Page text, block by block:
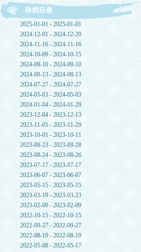
存档目录
2025-01-01 - 2025-01-01
2024-12-01 - 2024-12-20
2024-11-16 - 2024-11-16
2024-10-09 - 2024-10-15
2024-09-10 - 2024-09-10
2024-08-13 - 2024-08-13
2024-07-27 - 2024-07-27
2024-05-03 - 2024-05-03
2024-01-04 - 2024-01-29
2023-12-04 - 2023-12-13
2023-11-05 - 2023-11-29
2023-10-01 - 2023-10-11
2023-09-23 - 2023-09-28
2023-08-24 - 2023-08-26
2023-07-17 - 2023-07-17
2023-06-07 - 2023-06-07
2023-05-15 - 2023-05-15
2023-03-19 - 2023-03-23
2023-02-09 - 2023-02-09
2022-10-15 - 2022-10-15
2022-09-27 - 2022-09-27
2022-08-19 - 2022-08-19
2022-05-08 - 2022-05-17